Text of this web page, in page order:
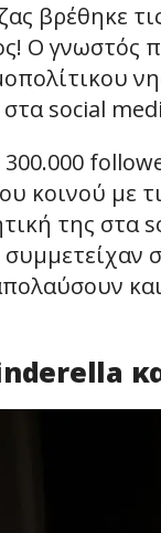
βρέθηκε
Ο γνωστός
στα social
κοινού με
της στα